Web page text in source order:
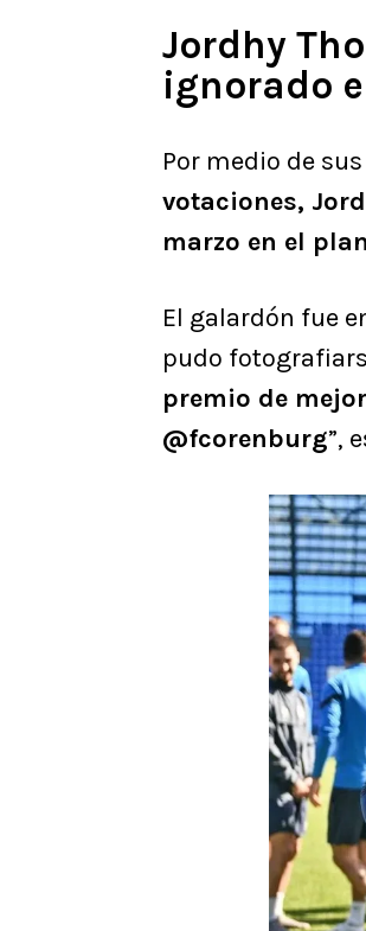
Jordhy
ignorado
Por medio de
votaciones,
marzo en el
El galardón fue
pudo
premio de
@fcorenburg”,